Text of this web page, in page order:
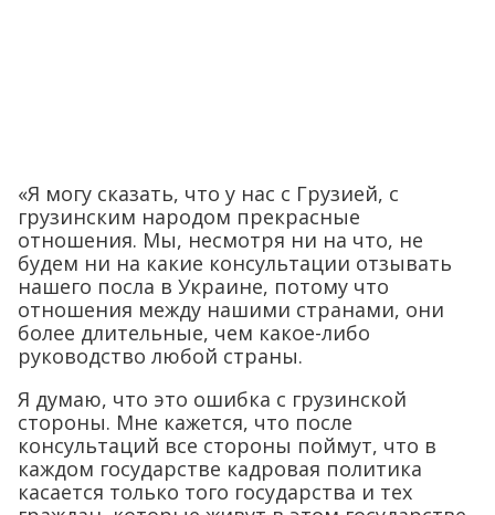
«Я могу сказать, что у нас с Грузией, с
грузинским народом прекрасные
отношения. Мы, несмотря ни на что, не
будем ни на какие консультации отзывать
нашего посла в Украине, потому что
отношения между нашими странами, они
более длительные, чем какое-либо
руководство любой страны.
Я думаю, что это ошибка с грузинской
стороны. Мне кажется, что после
консультаций все стороны поймут, что в
каждом государстве кадровая политика
касается только того государства и тех